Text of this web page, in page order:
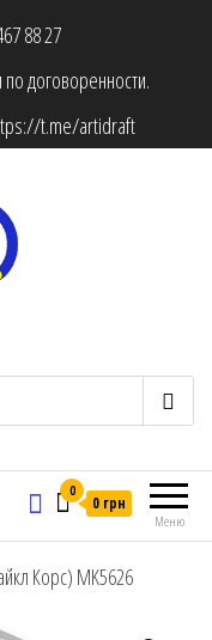
88 27
договоренности.
t.me/artidraft
Меню
0
0 грн
Корс) MK5626